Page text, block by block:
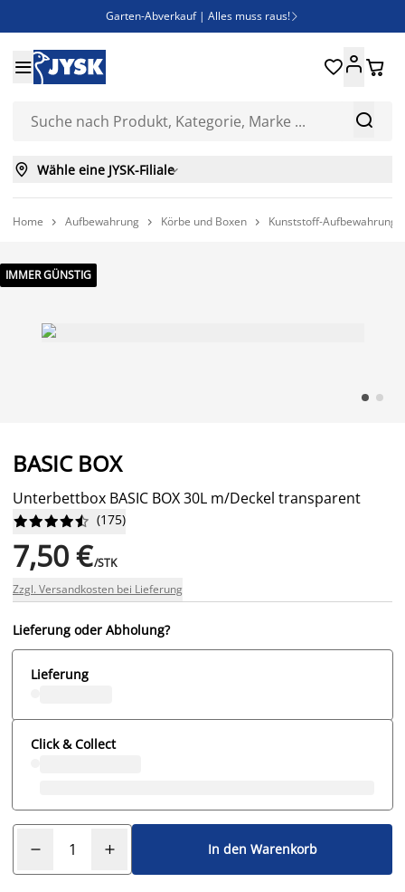
Garten-Abverkauf | Alles muss raus! 
Bist du Unternehmer? Entdecke JYSK-B2B
Esszimmerstuhl ADSLEV um nur 40€


 
 Wähle eine JYSK-Filiale
Home  Aufbewahrung  Körbe und Boxen  Kunststoff-Aufbewahrung
IMMER GÜNSTIG
BASIC BOX
Unterbettbox BASIC BOX 30L m/Deckel transparent





 (175)
7,50 €/STK
Zzgl. Versandkosten bei Lieferung
Lieferung oder Abholung?
Lieferung
Click & Collect
In den Warenkorb